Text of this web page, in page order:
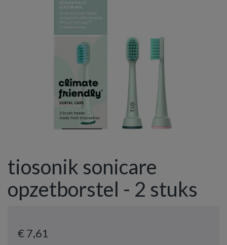
tiosonik sonicare
opzetborstel - 2 stuks
€ 7,61